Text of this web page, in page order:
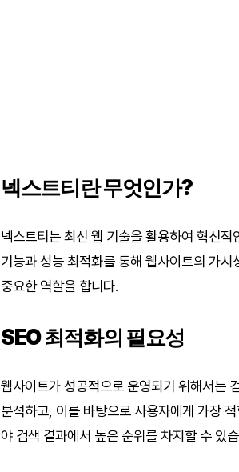
넥스트티란 무엇인가?
넥스트티는 최신 웹 기술을 활용하여 혁신
기능과 성능 최적화를 통해 웹사이트의 가
중요한 역할을 합니다.
SEO 최적화의 필요성
웹사이트가 성공적으로 운영되기 위해서는
분석하고, 이를 바탕으로 사용자에게 가장
야 검색 결과에서 높은 순위를 차지할 수 있